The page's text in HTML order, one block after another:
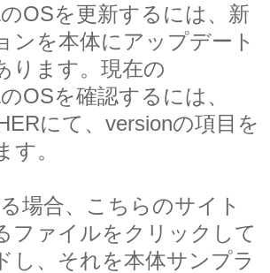
OSを更新するには、新
ンを本体にアップデート
ります。現在の
OSを確認するには、
にて、versionの項目を
す。
場合、こちらのサイト
ファイルをクリックして
し、それを本体サンプラ